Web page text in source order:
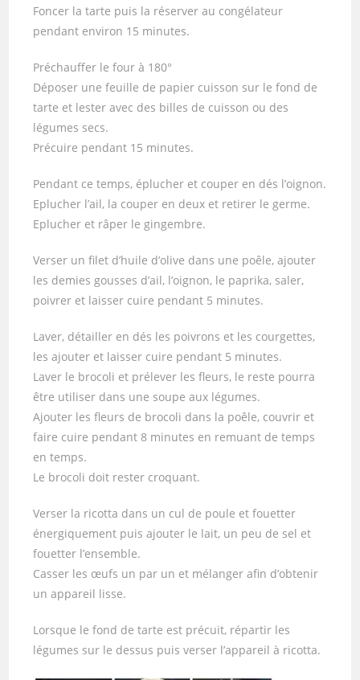
Foncer la tarte puis la réserver au congélateur
pendant environ 15 minutes.
Préchauffer le four à 180°
Déposer une feuille de papier cuisson sur le fond de
tarte et lester avec des billes de cuisson ou des
légumes secs.
Précuire pendant 15 minutes.
Pendant ce temps, éplucher et couper en dés l’oignon.
Eplucher l’ail, la couper en deux et retirer le germe.
Eplucher et râper le gingembre.
Verser un filet d’huile d’olive dans une poêle, ajouter
les demies gousses d’ail, l’oignon, le paprika, saler,
poivrer et laisser cuire pendant 5 minutes.
Laver, détailler en dés les poivrons et les courgettes,
les ajouter et laisser cuire pendant 5 minutes.
Laver le brocoli et prélever les fleurs, le reste pourra
être utiliser dans une soupe aux légumes.
Ajouter les fleurs de brocoli dans la poêle, couvrir et
faire cuire pendant 8 minutes en remuant de temps
en temps.
Le brocoli doit rester croquant.
Verser la ricotta dans un cul de poule et fouetter
énergiquement puis ajouter le lait, un peu de sel et
fouetter l’ensemble.
Casser les œufs un par un et mélanger afin d’obtenir
un appareil lisse.
Lorsque le fond de tarte est précuit, répartir les
légumes sur le dessus puis verser l’appareil à ricotta.